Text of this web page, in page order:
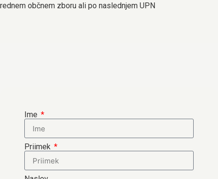
rednem občnem zboru ali po naslednjem UPN
Ime
Priimek